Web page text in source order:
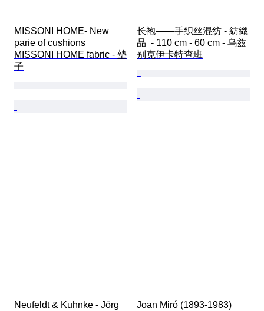
MISSONI HOME- New
parie of cushions
MISSONI HOME fabric - 墊
子
长袍——手织丝混纺 - 紡織
品  - 110 cm - 60 cm - 乌兹
别克伊卡特查班
Neufeldt & Kuhnke - Jörg
Joan Miró (1893-1983)